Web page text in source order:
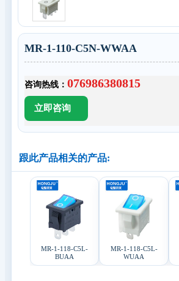
MR-1-110-C5N-WWAA
咨询热线： 076986380815
跟此产品相关的产品:
MR-1-118-C5L-
BUAA
MR-1-118-C5L-
WUAA